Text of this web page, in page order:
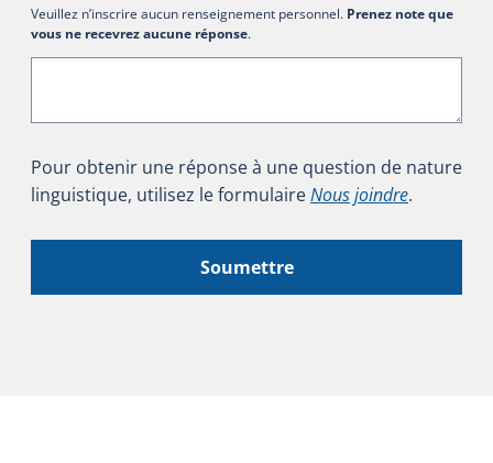
Veuillez n’inscrire aucun renseignement personnel. Prenez note que
vous ne recevrez aucune réponse.
Pour obtenir une réponse à une question de nature
linguistique, utilisez le formulaireNous joindre.
Soumettre